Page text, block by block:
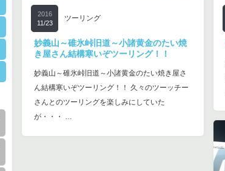
2016
11/23
ツーリング
妙義山～碓氷峠旧道～小諸黄金のたい焼
き屋さん結構寒いぞツーリング！！
妙義山～碓氷峠旧道～小諸黄金のたい焼き屋さ
ん結構寒いぞツーリング！！ 久々のツーッチー
さんとのツーリングを楽しみにしていた
が・・・ …